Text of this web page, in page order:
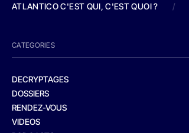
ATLANTICO C'EST QUI, C'EST QUOI ? /
CATEGORIES
DECRYPTAGES
DOSSIERS
RENDEZ-VOUS
VIDEOS